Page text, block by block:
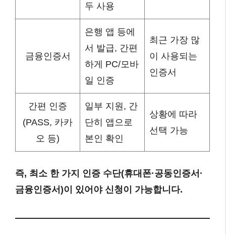
두 사용
금융인증서
은행 앱 등에
서 발급, 간편
하게 PC/모바
일 인증
최근 가장 많
이 사용되는
인증서
간편 인증
(PASS, 카카
오 등)
일부 지원, 간
단히 앱으로
본인 확인
상황에 따라
선택 가능
즉, 최소 한 가지 인증 수단(휴대폰·공동인증서·
금융인증서)이 있어야 신청이 가능합니다.